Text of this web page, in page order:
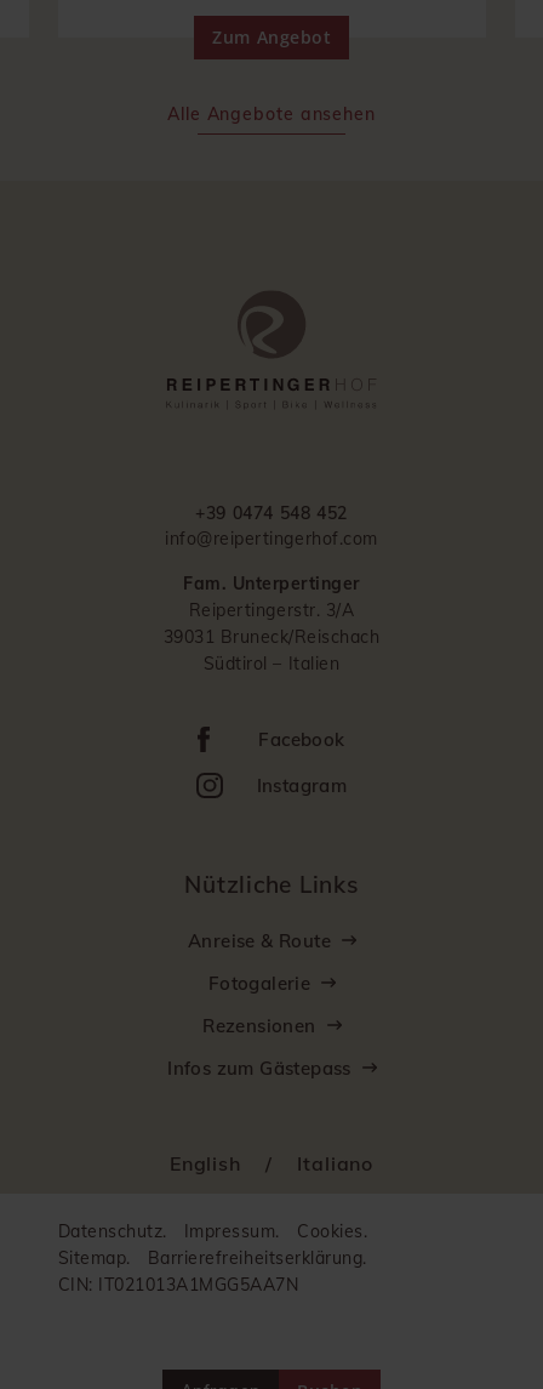
Zum Angebot
Alle Angebote ansehen
Facebook
Instagram
+39 0474 548 452
info@reipertingerhof.com
Fam. Unterpertinger
Reipertingerstr. 3/A
39031 Bruneck/Reischach
Südtirol – Italien
Nützliche Links
Anreise & Route
Fotogalerie
Rezensionen
Infos zum Gästepass
English / Italiano
Datenschutz. Impressum.
Cookies.
Sitemap.
Barrierefreiheitserklärung.
CIN: IT021013A1MGG5AA7N